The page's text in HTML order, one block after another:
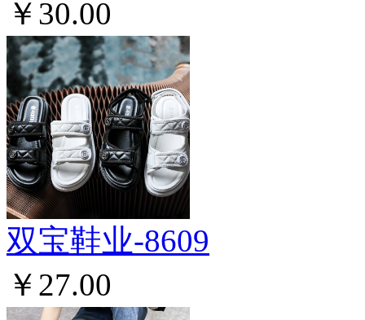
￥30.00
双宝鞋业-8609
￥27.00